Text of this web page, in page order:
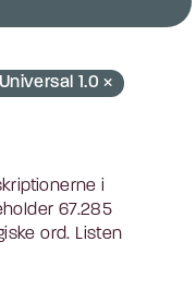
1.0
i
67.285
ord. Listen